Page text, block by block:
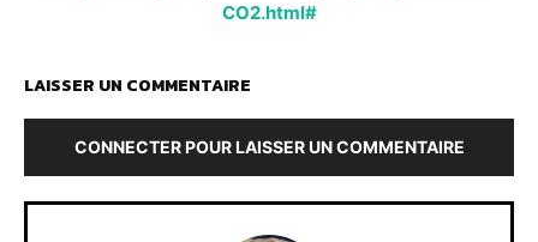
CO2.html#
LAISSER UN COMMENTAIRE
CONNECTER POUR LAISSER UN COMMENTAIRE